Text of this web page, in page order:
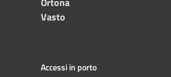
Vasto
Accessi in porto